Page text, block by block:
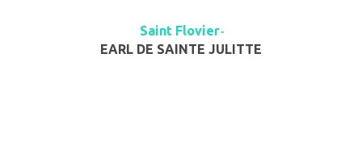
Saint Flovier-
EARL DE SAINTE JULITTE